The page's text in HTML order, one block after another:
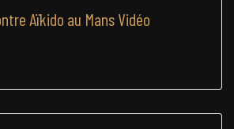
Aïkido au Mans Vidéo